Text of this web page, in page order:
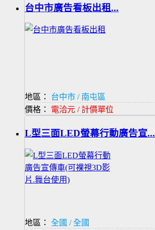
台中市廣告看板出租...
地區：
台中市 / 南屯區
價格： 電洽元 / 計價單位
L型三面LED螢幕行動廣告宣...
地區：
全國 / 全國